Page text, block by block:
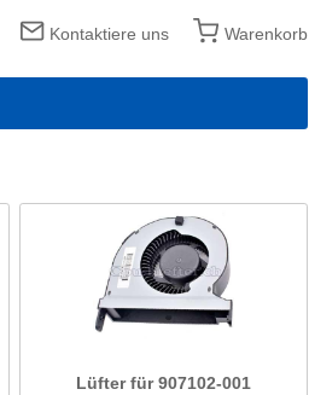
Kontaktiere uns Warenkorb
Lüfter für 907102-001